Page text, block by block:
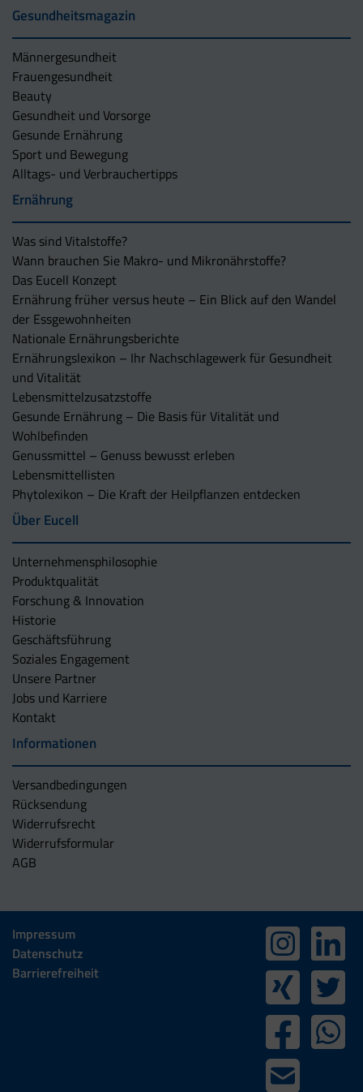
Gesundheitsmagazin
Männergesundheit
Frauengesundheit
Beauty
Gesundheit und Vorsorge
Gesunde Ernährung
Sport und Bewegung
Alltags- und Verbrauchertipps
Ernährung
Was sind Vitalstoffe?
Wann brauchen Sie Makro- und Mikronährstoffe?
Das Eucell Konzept
Ernährung früher versus heute – Ein Blick auf den Wandel
der Essgewohnheiten
Nationale Ernährungsberichte
Ernährungslexikon – Ihr Nachschlagewerk für Gesundheit
und Vitalität
Lebensmittelzusatzstoffe
Gesunde Ernährung – Die Basis für Vitalität und
Wohlbefinden
Genussmittel – Genuss bewusst erleben
Lebensmittellisten
Phytolexikon – Die Kraft der Heilpflanzen entdecken
Über Eucell
Unternehmens­philosophie
Produktqualität
Forschung & Innovation
Historie
Geschäftsführung
Soziales Engagement
Unsere Partner
Jobs und Karriere
Kontakt
Informationen
Versandbedingungen
Rücksendung
Widerrufsrecht
Widerrufsformular
AGB
Impressum
Datenschutz
Barrierefreiheit